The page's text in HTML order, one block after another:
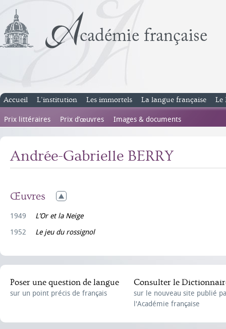
Accueil L’institution Les immortels La langue française Le
Prix littéraires Prix d’œuvres Images & documents
Andrée-Gabrielle BERRY
Œuvres
1949
L’Or et la Neige
1952
Le jeu du rossignol
Poser une question de langue
sur un point précis de français
Consulter le
sur le nouveau site publié
l'Académie française